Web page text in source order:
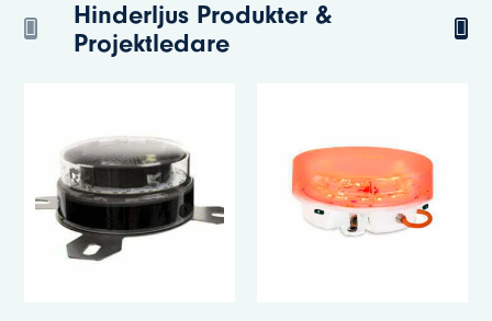
Hinderljus Produkter &
Projektledare